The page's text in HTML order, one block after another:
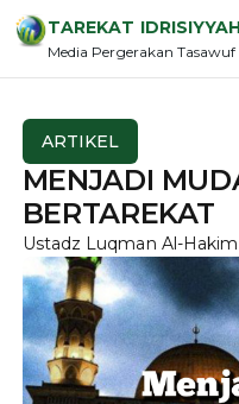
TAREKAT IDRISIYYAH
Media Pergerakan Tasawuf
ARTIKEL
MENJADI
BERTAREKAT
Ustadz Luqman Al-Hakim